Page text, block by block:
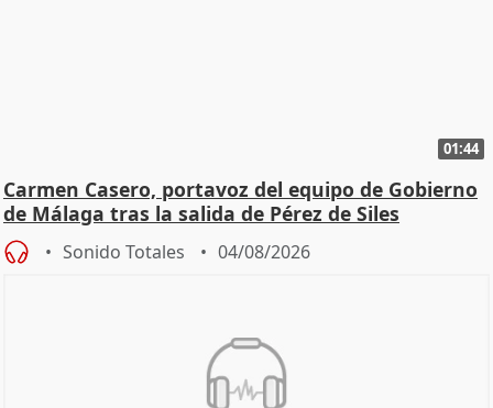
01:44
Carmen Casero, portavoz del equipo de Gobierno
de Málaga tras la salida de Pérez de Siles
Sonido Totales 04/08/2026